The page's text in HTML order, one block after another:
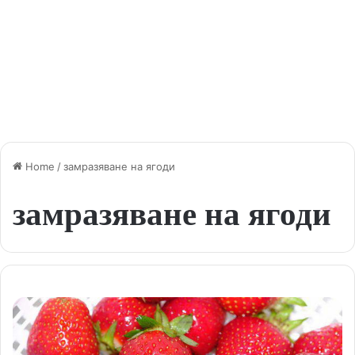
Home /замразяване на ягоди
замразяване на ягоди